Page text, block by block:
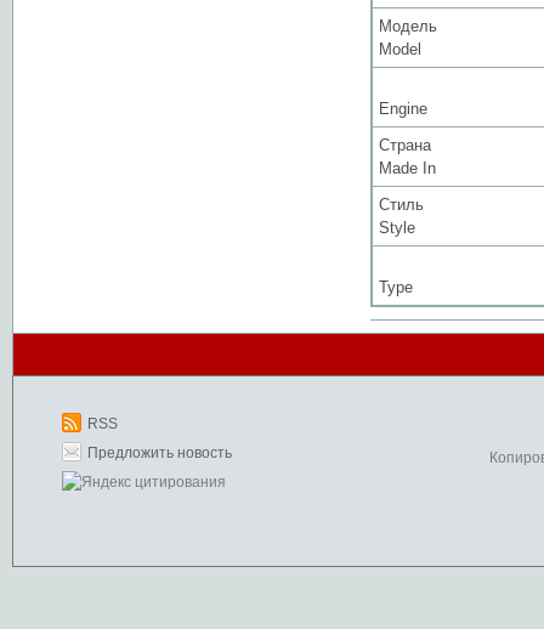
Модель
Model
Engine
Страна
Made In
Стиль
Style
Type
RSS
Предложить новость